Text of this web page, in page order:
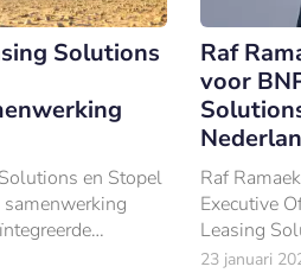
Solutions
en Stopel
samenwerking
bieden voor
Raf
voor
Raf
Executive
Leasing
23 januari